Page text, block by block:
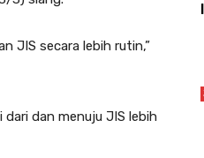
JIS secara lebih rutin,”
dan menuju JIS lebih